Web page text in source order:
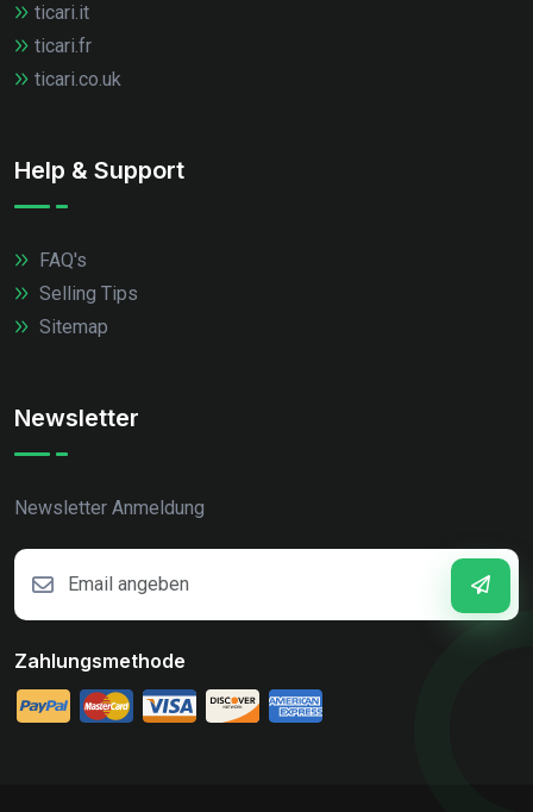
ticari.it
ticari.fr
ticari.co.uk
Help & Support
FAQ's
Selling Tips
Sitemap
Newsletter
Newsletter Anmeldung
Zahlungsmethode